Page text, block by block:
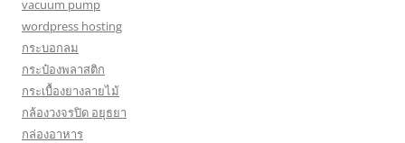
vacuum pump
wordpress hosting
กระบอกลม
กระป๋องพลาสติก
กระเบื้องยางลายไม้
กล้องวงจรปิด อยุธยา
กล่องอาหาร